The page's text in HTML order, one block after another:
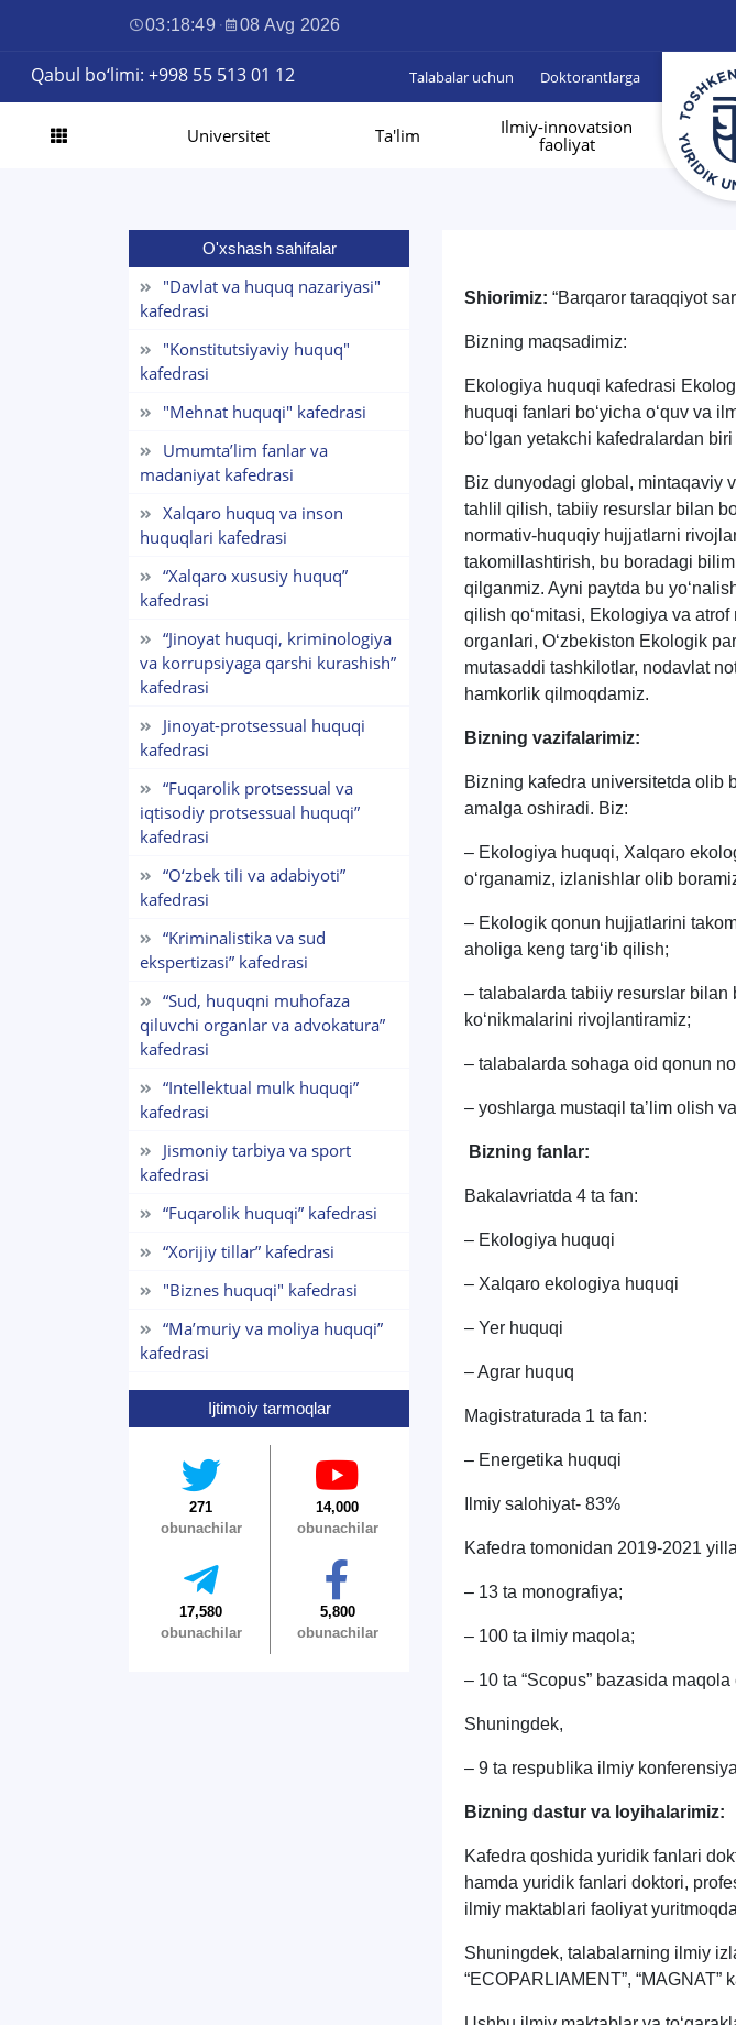
03:18:50 · 08 Avg 2026
Qabul bo‘limi: +998 55 513 01 12 Talabalar uchun Doktorantlarga
Universitet Ta'lim
Ilmiy-innovatsion
faoliyat
O'xshash sahifalar
"Davlat va huquq nazariyasi"
kafedrasi
"Konstitutsiyaviy huquq"
kafedrasi
"Mehnat huquqi" kafedrasi
Umumta’lim fanlar va
madaniyat kafedrasi
Xalqaro huquq va inson
huquqlari kafedrasi
“Xalqaro xususiy huquq”
kafedrasi
“Jinoyat huquqi, kriminologiya
va korrupsiyaga qarshi kurashish”
kafedrasi
Jinoyat-protsessual huquqi
kafedrasi
“Fuqarolik protsessual va
iqtisodiy protsessual huquqi”
kafedrasi
“O‘zbek tili va adabiyoti”
kafedrasi
“Kriminalistika va sud
ekspertizasi” kafedrasi
“Sud, huquqni muhofaza
qiluvchi organlar va advokatura”
kafedrasi
“Intellektual mulk huquqi”
kafedrasi
Jismoniy tarbiya va sport
kafedrasi
“Fuqarolik huquqi” kafedrasi
“Xorijiy tillar” kafedrasi
"Biznes huquqi" kafedrasi
“Maʼmuriy va moliya huquqi”
kafedrasi
Ijtimoiy tarmoqlar
271
obunachilar
14,000
obunachilar
17,580
obunachilar
5,800
obunachilar
Shiorimiz: “Barqaror taraqqiyot
Bizning maqsadimiz:
Ekologiya huquqi kafedrasi
huquqi fanlari bo‘yicha o‘quv va
bo‘lgan yetakchi kafedralardan
Biz dunyodagi global, mintaqaviy
tahlil qilish, tabiiy resurslar bilan
normativ-huquqiy hujjatlarni
takomillashtirish, bu boradagi
qilganmiz. Ayni paytda bu
qilish qo‘mitasi, Ekologiya va
organlari, O‘zbekiston Ekologik
mutasaddi tashkilotlar, nodavlat
hamkorlik qilmoqdamiz.
Bizning vazifalarimiz:
Bizning kafedra universitetda olib
amalga oshiradi. Biz:
– Ekologiya huquqi, Xalqaro
o‘rganamiz, izlanishlar olib
– Ekologik qonun hujjatlarini
aholiga keng targ‘ib qilish;
– talabalarda tabiiy resurslar bilan
ko‘nikmalarini rivojlantiramiz;
– talabalarda sohaga oid qonun
– yoshlarga mustaqil taʼlim olish
Bizning fanlar:
Bakalavriatda 4 ta fan:
– Ekologiya huquqi
– Xalqaro ekologiya huquqi
– Yer huquqi
– Agrar huquq
Magistraturada 1 ta fan:
– Energetika huquqi
Ilmiy salohiyat- 83%
Kafedra tomonidan 2019-2021
– 13 ta monografiya;
– 100 ta ilmiy maqola;
– 10 ta “Scopus” bazasida
Shuningdek,
– 9 ta respublika ilmiy
Bizning dastur va loyihalarimiz:
Kafedra qoshida yuridik fanlari
hamda yuridik fanlari doktori,
ilmiy maktablari faoliyat
Shuningdek, talabalarning ilmiy
“ECOPARLIAMENT”,